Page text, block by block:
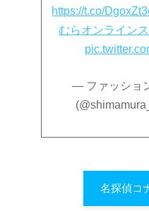
https://t.co/
むらオンライン
— ファッショ
名探偵コ